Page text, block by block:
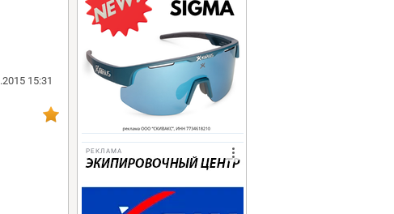
15:31
РЕКЛАМА